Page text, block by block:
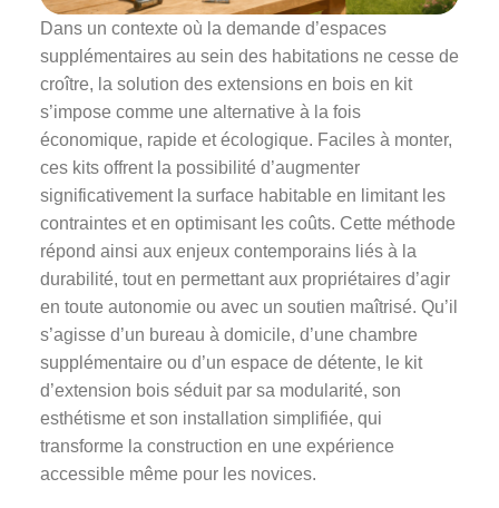
Dans un contexte où la demande d’espaces
supplémentaires au sein des habitations ne cesse de
croître, la solution des extensions en bois en kit
s’impose comme une alternative à la fois
économique, rapide et écologique. Faciles à monter,
ces kits offrent la possibilité d’augmenter
significativement la surface habitable en limitant les
contraintes et en optimisant les coûts. Cette méthode
répond ainsi aux enjeux contemporains liés à la
durabilité, tout en permettant aux propriétaires d’agir
en toute autonomie ou avec un soutien maîtrisé. Qu’il
s’agisse d’un bureau à domicile, d’une chambre
supplémentaire ou d’un espace de détente, le kit
d’extension bois séduit par sa modularité, son
esthétisme et son installation simplifiée, qui
transforme la construction en une expérience
accessible même pour les novices.